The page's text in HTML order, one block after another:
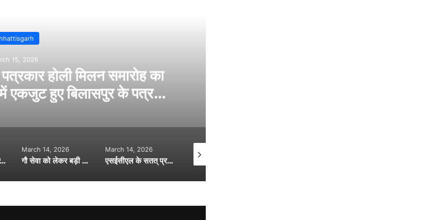
Bilaspur
14, 2026
मे वारकर युवक की हत्या….पुलिस
जांच…
साय ने किया 19 गौधाम योजना का शुभारंभ…
March 14, 2026
एसईसीएल के सतत् प्रयास से विधवाओं और आश्रितों को राहत…846 विधवा-परिजनों को मिला हक़…
March 15, 2026
कोनी थाना क्षेत्र के ढाबे में नशेड़ी युवकों ने मचाया हंगामा… सोशल मीडिया में वीडियो हुआ वायरल…. पुलिस की नाइट गश्त पर उठे सवाल….